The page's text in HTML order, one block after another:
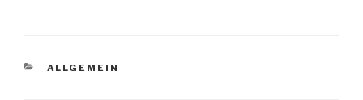
KATEGORIEN
ALLGEMEIN